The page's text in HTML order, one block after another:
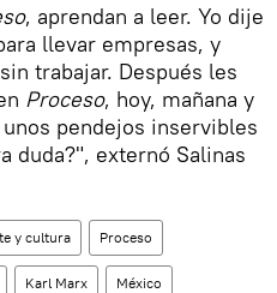
, aprendan a leer. Yo dije
llevar empresas, y
trabajar. Después les
Proceso, hoy, mañana y
pendejos inservibles
duda?", externó Salinas
y cultura Proceso
Karl Marx México